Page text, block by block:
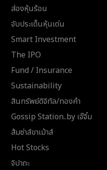
ส่องหุ้นร้อน
จับประเด็นหุ้นเด่น
Smart Investment
The IPO
Fund / Insurance
Sustainability
สินทรัพย์ดิจิทัล/ทองคำ
Gossip Station..by เจ๊จิ๋ม
ส้มซ่าส์ขาเม้าส์
Hot Stocks
จิปาถะ